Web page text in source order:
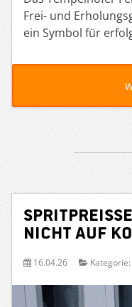
Frei- und
ein Symbol für
nicht auf
16.04.26 Kategorie: